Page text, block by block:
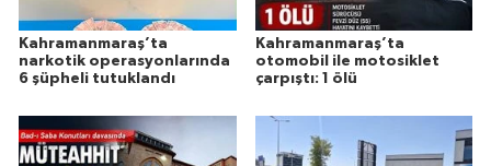
Kahramanmaraş’ta
narkotik operasyonlarında
6 şüpheli tutuklandı
Kahramanmaraş’ta
otomobil ile motosiklet
çarpıştı: 1 ölü